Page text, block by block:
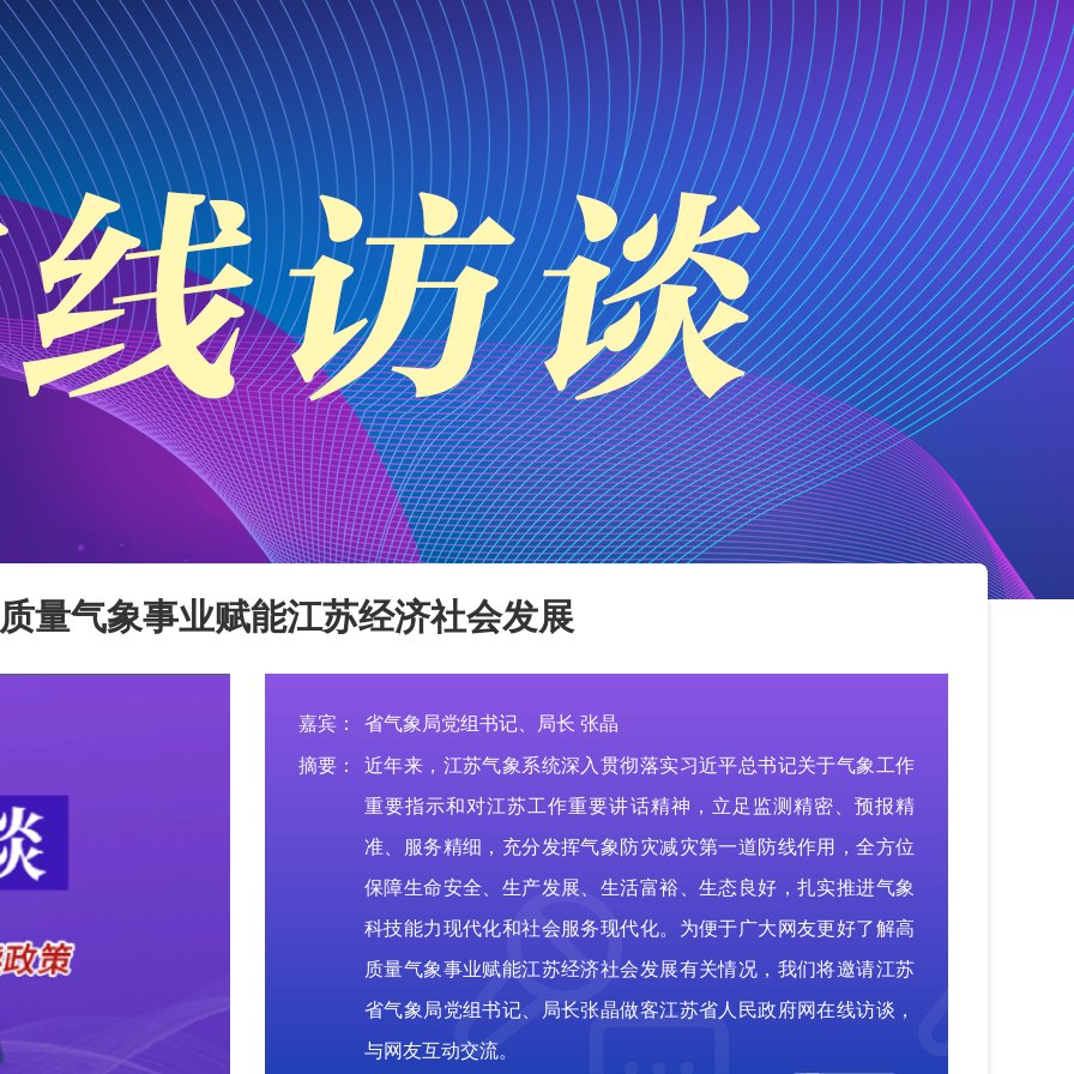
量气象事业赋能江苏经济社会发展
嘉宾： 省气象局党组书记、局长 张晶
摘要：
近年来，江苏气象系统深入贯彻落实习近平总书记关于气象工作
重要指示和对江苏工作重要讲话精神，立足监测精密、预报精
准、服务精细，充分发挥气象防灾减灾第一道防线作用，全方位
保障生命安全、生产发展、生活富裕、生态良好，扎实推进气象
科技能力现代化和社会服务现代化。为便于广大网友更好了解高
质量气象事业赋能江苏经济社会发展有关情况，我们将邀请江苏
省气象局党组书记、局长张晶做客江苏省人民政府网在线访谈，
与网友互动交流。